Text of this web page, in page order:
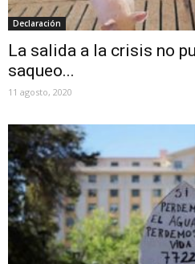
Declaración
La salida a la crisis no
saqueo...
11 agosto, 2020